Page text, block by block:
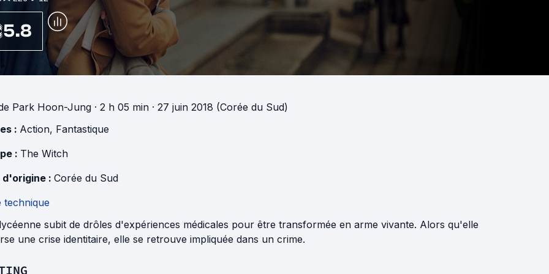
5.8
Park Hoon-Jung · 2 h 05 min · 27 juin 2018 (Corée du Sud)
: Action, Fantastique
: The Witch
d'origine : Corée du Sud
technique
subit de drôles d'expériences médicales pour être transformée en arme vivante. Alors qu'elle
une crise identitaire, elle se retrouve impliquée dans un crime.